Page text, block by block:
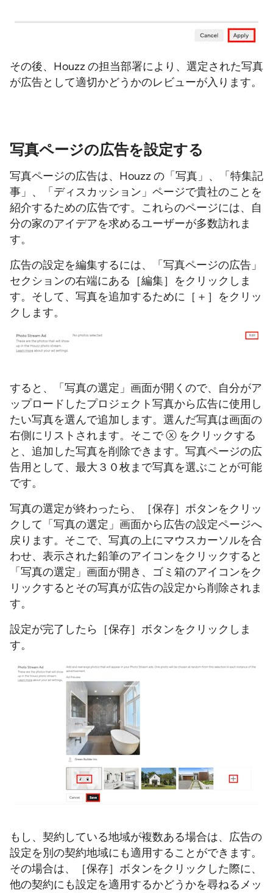
その後、Houzz の担当部署により、選定された写真
が広告として適切かどうかのレビューが入ります。
写真ページの広告を設定する
写真ページの広告は、Houzz の「写真」、「特集記
事」、「ディスカッション」ページで貴社のことを
紹介するための広告です。これらのページには、自
分の家のアイデアを求めるユーザーが多数訪れま
す。
広告の設定を編集するには、「写真ページの広告」
セクションの右端にある［編集］をクリックしま
す。そして、写真を追加するために［＋］をクリッ
クします。
すると、「写真の選定」画面が開くので、自分がア
ップロードしたプロジェクト写真から広告に使用し
たい写真を選んで追加します。選んだ写真は画面の
右側にリストされます。そこで ⓧ をクリックする
と、追加した写真を削除できます。写真ページの広
告用として、最大３０枚まで写真を選ぶことが可能
です。
写真の選定が終わったら、［保存］ボタンをクリッ
クして「写真の選定」画面から広告の設定ページへ
戻ります。そこで、写真の上にマウスカーソルを合
わせ、表示された鉛筆のアイコンをクリックすると
「写真の選定」画面が開き、ゴミ箱のアイコンをク
リックするとその写真が広告の設定から削除されま
す。
設定が完了したら［保存］ボタンをクリックしま
す。
もし、契約している地域が複数ある場合は、広告の
設定を別の契約地域にも適用することができます。
その場合は、［保存］ボタンをクリックした際に、
他の契約にも設定を適用するかどうかを尋ねるメッ